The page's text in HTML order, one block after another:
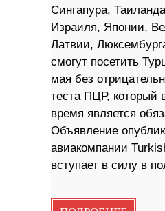
Сингапура,
Израиля, Японии,
Латвии,
смогут посетить
мая без
теста ПЦР, который
время является
Объявление
авиакомпании
вступает в силу в